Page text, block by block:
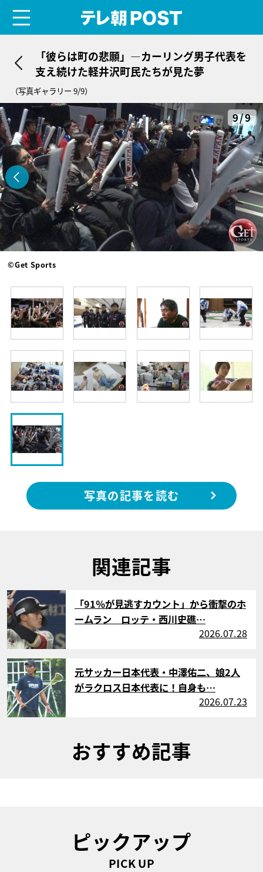
「彼らは町の悲願」―カーリング男子代表を
支え続けた軽井沢町民たちが見た夢
（写真ギャラリー 9/9）
9/9
©Get Sports
写真の記事を読む
関連記事
サムネイル
「91％が見逃すカウント」から衝撃のホ
ームラン ロッテ・西川史礁…
2026.07.28
サムネイル
元サッカー日本代表・中澤佑二、娘2人
がラクロス日本代表に！自身も…
2026.07.23
おすすめ記事
ピックアップ
PICK UP